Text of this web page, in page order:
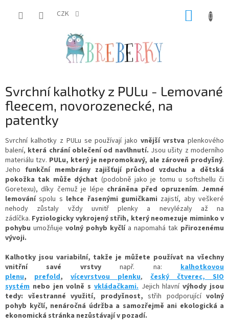
CZK
Svrchní kalhotky z PULu - Lemované
fleecem, novorozenecké, na
patentky
Svrchní kalhotky z PULu se používají jakovnější vrstva plenkového
balení, která chrání oblečení od navlhnutí. Jsou ušity z moderního
materiálu tzv. PULu, který je nepromokavý, ale zároveň prodyšný.
Jeho funkční membrány zajišťují průchod vzduchu a dětská
pokožka tak může dýchat (podobně jako je tomu u softshellu či
Goretexu), díky čemuž je lépe chráněna před opruzením. Jemné
lemováníspolu s lehce řasenými gumičkami zajistí, aby veškeré
nehody zůstaly vždy uvnitř plenky a nevylézaly až na
zádíčka. Fyziologicky vykrojený střih, který neomezuje miminko v
pohybu umožňuje volný pohyb kyčlía napomahá tak přirozenému
vývoji.
Kalhotky jsou variabilní, takže je můžete používat na všechny
vnitřní savé vrstvynapř. na: kalhotkovou
plenu, prefold, vícevrstvou plenku, český čtverec, SIO
systém nebo jen volně s vkládačkami. Jejich hlavnívýhody jsou
tedy: všestranné využití, prodyšnost, střih podporujícívolný
pohyb kyčlí, nenáročná údržba a samozřejmě ani ekologická a
ekonomická stránka nezůstávají v pozadí.